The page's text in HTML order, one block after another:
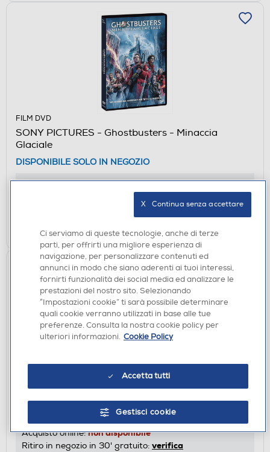
FILM DVD
SONY PICTURES - Ghostbusters - Minaccia
Glaciale
DISPONIBILE SOLO IN NEGOZIO
FILM DVD
SONY PICTURES - Venom - 3 Movie Collection (3
Dvd)
DISPONIBILE SOLO IN NEGOZIO
Acquisto online:non disponibile
Ritiro in negozio in 30' gratuito: verifica
Ci serviamo di queste tecnologie, anche di terze
parti, per offrirti una migliore esperienza di
navigazione, per personalizzare contenuti ed
annunci in modo che siano aderenti ai tuoi interessi,
fornirti funzionalità dei social media ed analizzare le
prestazioni del nostro sito. Selezionando
“Impostazioni cookie” ti sarà possibile determinare
quali cookie verranno utilizzati in base alle tue
preferenze. Consulta la nostra cookie policy per
ulteriori informazioni. Cookie Policy
Accetta tutti
Gestisci cookie
X   Continua senza accettare